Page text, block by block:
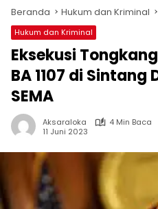
Beranda Hukum dan Kriminal
Hukum dan Kriminal
Eksekusi
BA 1107 di
SEMA
Aksaraloka
4 Min Baca
11 Juni 2023